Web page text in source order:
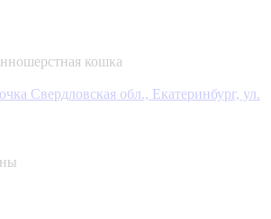
кошка
Свердловская обл., Екатеринбург, ул.